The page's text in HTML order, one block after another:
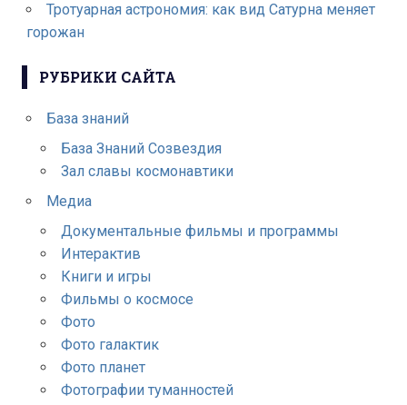
Тротуарная астрономия: как вид Сатурна меняет
горожан
РУБРИКИ САЙТА
База знаний
База Знаний Созвездия
Зал славы космонавтики
Медиа
Документальные фильмы и программы
Интерактив
Книги и игры
Фильмы о космосе
Фото
Фото галактик
Фото планет
Фотографии туманностей